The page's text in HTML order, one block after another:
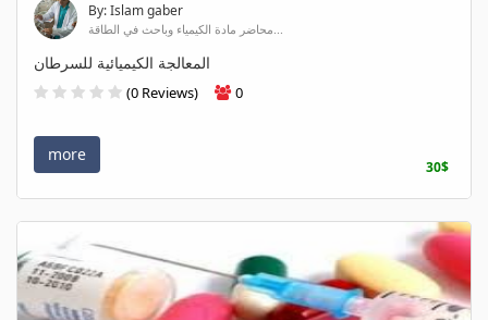
By: Islam gaber
محاضر مادة الكيمياء وباحث في الطاقة...
المعالجة الكيميائية للسرطان
(0 Reviews) 0
more
30$